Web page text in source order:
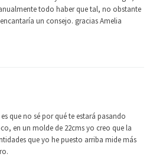
todo haber que tal, no obstante
un consejo. gracias Amelia
que no sé por qué te estará pasando
en un molde de 22cms yo creo que la
que yo he puesto arriba mide más